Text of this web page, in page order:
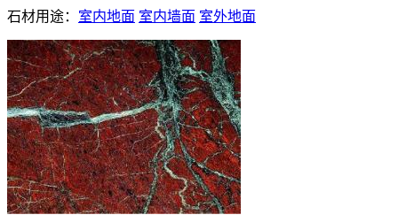
石材用途： 室内地面 室内墙面 室外地面